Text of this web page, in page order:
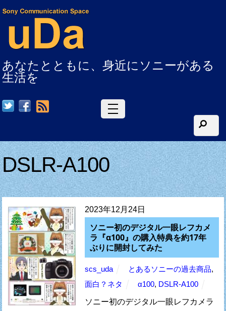
あなたとともに、身近にソニーがある
生活を
DSLR-A100
2023年12月24日
ソニー初のデジタル一眼レフカメ
ラ『α100』の購入特典を約17年
ぶりに開封してみた
scs_uda とあるソニーの過去商品,
面白？ネタ
α100, DSLR-A100
ソニー初のデジタル一眼レフカメラ